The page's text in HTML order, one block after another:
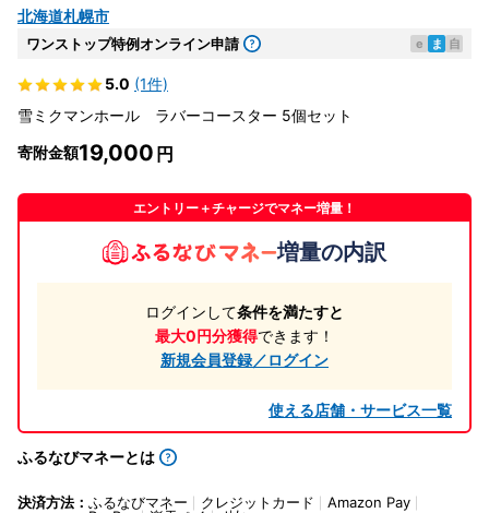
北海道札幌市
ワンストップ特例オンライン申請 e ま 自
5.0 (1件)
雪ミクマンホール ラバーコースター 5個セット
寄附金額19,000
エントリー＋チャージでマネー増量！
増量の内訳
ログインして条件を満たすと
最大0円分獲得できます！
新規会員登録／ログイン
使える店舗・サービス一覧
ふるなびマネーとは
決済方法： ふるなびマネー クレジットカード
Amazon Pay